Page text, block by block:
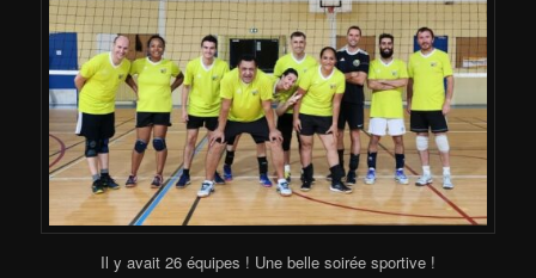
Il y avait 26 équipes ! Une belle soirée sportive !